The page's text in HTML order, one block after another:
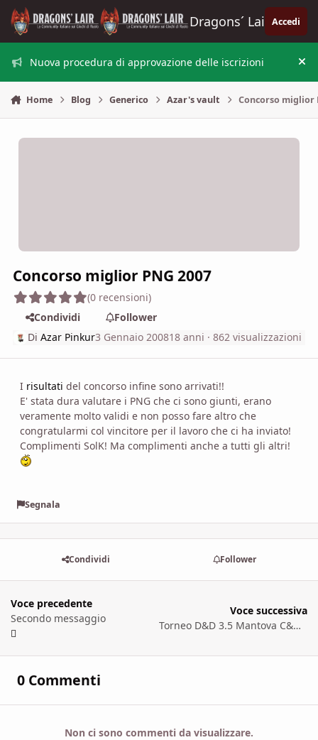
Vai al contenuto
Dragons´ Lair Accedi
Nuova procedura di approvazione delle iscrizioni
Home Blog Generico Azar's vault Concorso miglior
Concorso miglior PNG 2007
(0 recensioni)
Condividi
Follower
DiAzar Pinkur3 Gennaio 200818 anni · 862 visualizzazioni
I risultati del concorso infine sono arrivati!!
E' stata dura valutare i PNG che ci sono giunti, erano
veramente molto validi e non posso fare altro che
congratularmi col vincitore per il lavoro che ci ha inviato!
Complimenti SolK! Ma complimenti anche a tutti gli altri!
Segnala
Condividi Follower
Voce precedente
Secondo messaggio
Voce successiva
Torneo D&D 3.5 Mantova C&G 2008 - Il Sigillo dello Sciacallo
0 Commenti
Non ci sono commenti da visualizzare.